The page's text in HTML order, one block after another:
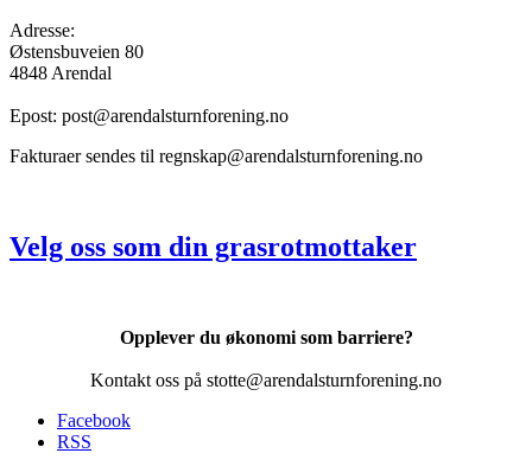
Adresse:
Østensbuveien 80
4848 Arendal
Epost: post@arendalsturnforening.no
Fakturaer sendes til regnskap@arendalsturnforening.no
Velg oss som din grasrotmottaker
Opplever du økonomi som barriere?
Kontakt oss på stotte@arendalsturnforening.no
Facebook
RSS